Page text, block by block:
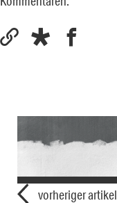
vorheriger artikel